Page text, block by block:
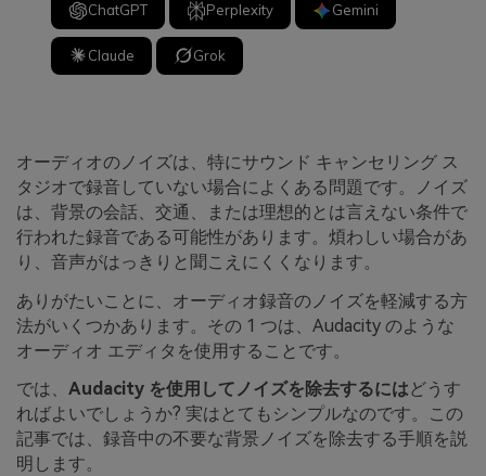
ChatGPT Perplexity Gemini
Claude Grok
オーディオのノイズは、特にサウンド キャンセリング ス
タジオで録音していない場合によくある問題です。ノイズ
は、背景の会話、交通、または理想的とは言えない条件で
行われた録音である可能性があります。煩わしい場合があ
り、音声がはっきりと聞こえにくくなります。
ありがたいことに、オーディオ録音のノイズを軽減する方
法がいくつかあります。その 1 つは、Audacity のような
オーディオ エディタを使用することです。
では、 Audacity を使用してノイズを除去するにはどうす
ればよいでしょうか? 実はとてもシンプルなのです。この
記事では、録音中の不要な背景ノイズを除去する手順を説
明します。